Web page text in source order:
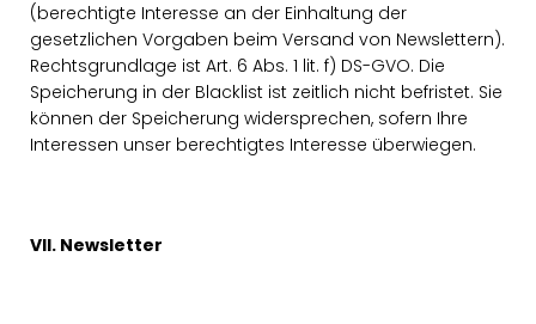
(berechtigte Interesse an der Einhaltung der
gesetzlichen Vorgaben beim Versand von Newslettern).
Rechtsgrundlage ist Art. 6 Abs. 1 lit. f) DS-GVO. Die
Speicherung in der Blacklist ist zeitlich nicht befristet. Sie
können der Speicherung widersprechen, sofern Ihre
Interessen unser berechtigtes Interesse überwiegen.
VII. Newsletter